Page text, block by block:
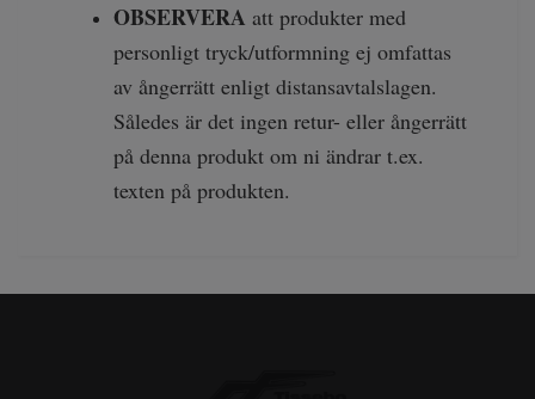
OBSERVERA att produkter med
personligt tryck/utformning ej omfattas
av ångerrätt enligt distansavtalslagen.
Således är det ingen retur- eller ångerrätt
på denna produkt om ni ändrar t.ex.
texten på produkten.